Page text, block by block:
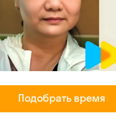
Подобрать время